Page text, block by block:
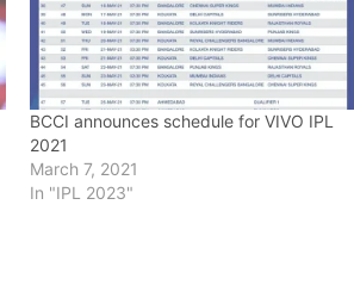
BCCI announces schedule for VIVO IPL
2021
March 7, 2021
In "IPL 2023"